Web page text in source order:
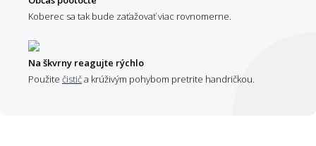
Koberec sa tak bude zaťažovať viac rovnomerne.
Na škvrny reagujte rýchlo
Použite čističa krúživým pohybom pretrite handričkou.